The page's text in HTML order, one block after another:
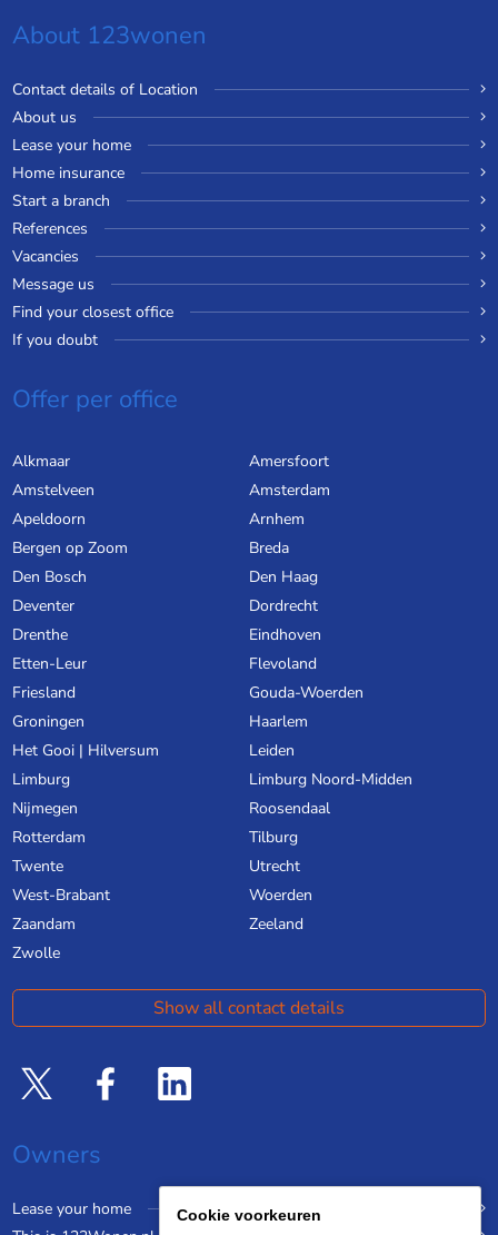
About 123wonen
Contact details of Location
About us
Lease your home
Home insurance
Start a branch
References
Vacancies
Message us
Find your closest office
If you doubt
Offer per office
Alkmaar
Amersfoort
Amstelveen
Amsterdam
Apeldoorn
Arnhem
Bergen op Zoom
Breda
Den Bosch
Den Haag
Deventer
Dordrecht
Drenthe
Eindhoven
Etten-Leur
Flevoland
Friesland
Gouda-Woerden
Groningen
Haarlem
Het Gooi | Hilversum
Leiden
Limburg
Limburg Noord-Midden
Nijmegen
Roosendaal
Rotterdam
Tilburg
Twente
Utrecht
West-Brabant
Woerden
Zaandam
Zeeland
Zwolle
Show all contact details
Owners
Lease your home
Cookie voorkeuren